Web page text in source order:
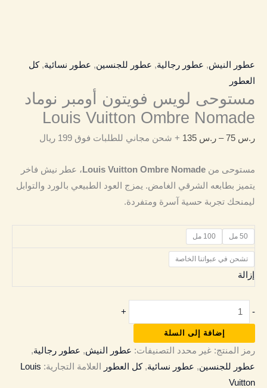
عطور النيش, عطور رجالية, عطور للجنسين, عطور نسائية,كل
العطور
مستوحى لويس فويتون أومبر نوماد
Louis Vuitton Ombre Nomade
ر.س – ر.س + شحن مجاني للطلبات فوق 199 ريال
مستوحى من Louis Vuitton Ombre Nomade، عطر نيش فاخر
يتميز بطابعه الشرقي الغامض. يمزج العود الطبيعي بالورد والتوابل
ليمنحك تجربة حسية آسرة ومتفردة.
50 مل 100 مل
تشحن في عبواتنا الخاصة
إزالة
-
+
إضافة إلى السلة
رمز المنتج: غير محدد التصنيفات: عطور النيش, عطور رجالية,
عطور للجنسين, عطور نسائية,كل العطور العلامة التجارية: Louis
Vuitton